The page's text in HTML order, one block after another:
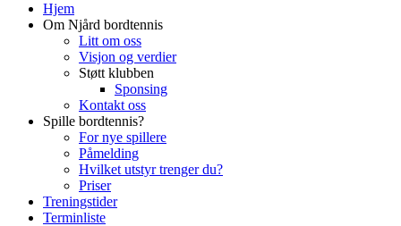
Hjem
Om Njård bordtennis
Litt om oss
Visjon og verdier
Støtt klubben
Sponsing
Kontakt oss
Spille bordtennis?
For nye spillere
Påmelding
Hvilket utstyr trenger du?
Priser
Treningstider
Terminliste